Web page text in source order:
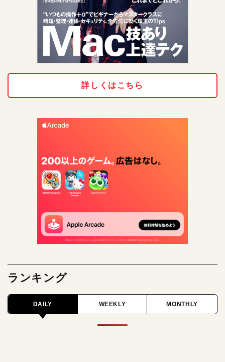
詳しくはこちら
ランキング
DAILY WEEKLY MONTHLY